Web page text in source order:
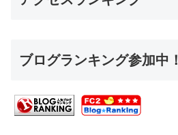
ブログランキング参加中！